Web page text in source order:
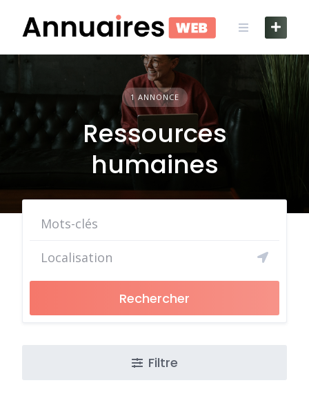
content
1 ANNONCE
Ressources
humaines
Rechercher
Filtre